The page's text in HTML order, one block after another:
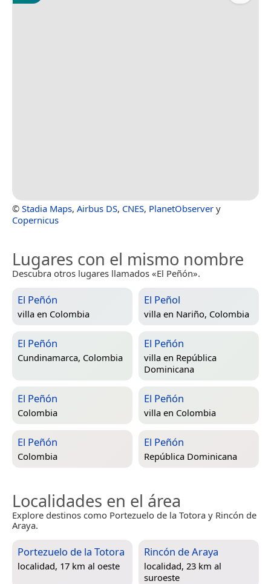
© Stadia Maps, Airbus DS, CNES, PlanetObserver y
Copernicus
Lugares con el mismo nombre
Descubra otros lugares llamados «El Peñón».
El Peñón
villa en Colombia
El Peñol
villa en Nariño, Colombia
El Peñón
Cundinamarca, Colombia
El Peñón
villa en República
Dominicana
El Peñón
Colombia
El Peñón
villa en Colombia
El Peñón
Colombia
El Peñón
República Dominicana
Localidades en el área
Explore destinos como Portezuelo de la Totora y Rincón de
Araya.
Portezuelo de la Totora
localidad, 17 km al oeste
Rincón de Araya
localidad, 23 km al
suroeste